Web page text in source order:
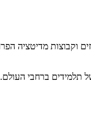
תלמידים ברחבי העולם.